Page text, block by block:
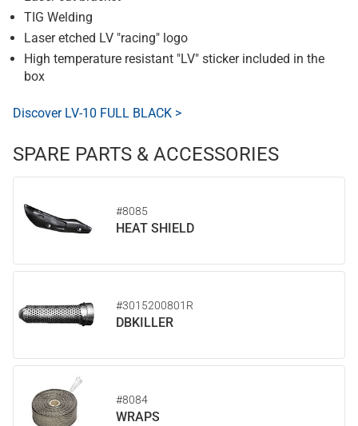
TIG Welding
Laser etched LV "racing" logo
High temperature resistant "LV" sticker included in the
box
Discover LV-10 FULL BLACK >
SPARE PARTS & ACCESSORIES
#8085
HEAT SHIELD
#3015200801R
DBKILLER
#8084
WRAPS